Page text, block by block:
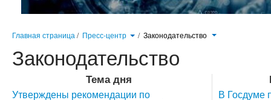
Главная страница / Пресс-центр / Законодательство
Законодательство
Тема дня
Утверждены рекомендации по В Госдуме